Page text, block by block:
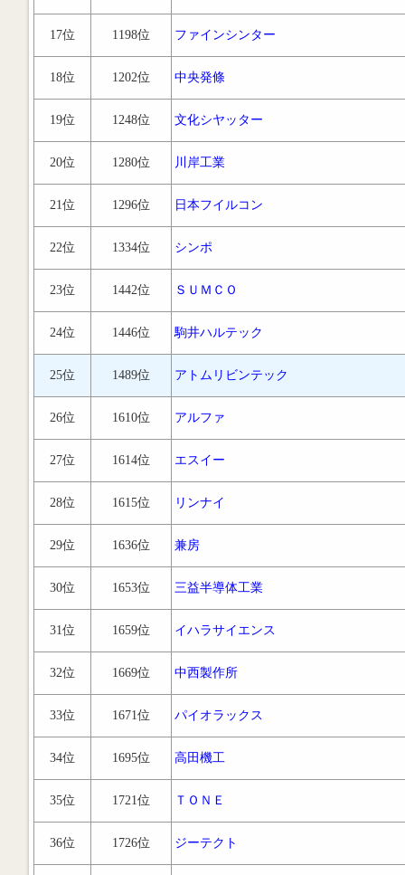
17位 1198位 ファインシンター
18位 1202位 中央発條
19位 1248位 文化シヤッター
20位 1280位 川岸工業
21位 1296位 日本フイルコン
22位 1334位 シンポ
23位 1442位 ＳＵＭＣＯ
24位 1446位 駒井ハルテック
25位 1489位 アトムリビンテック
26位 1610位 アルファ
27位 1614位 エスイー
28位 1615位 リンナイ
29位 1636位 兼房
30位 1653位 三益半導体工業
31位 1659位 イハラサイエンス
32位 1669位 中西製作所
33位 1671位 パイオラックス
34位 1695位 高田機工
35位 1721位 ＴＯＮＥ
36位 1726位 ジーテクト